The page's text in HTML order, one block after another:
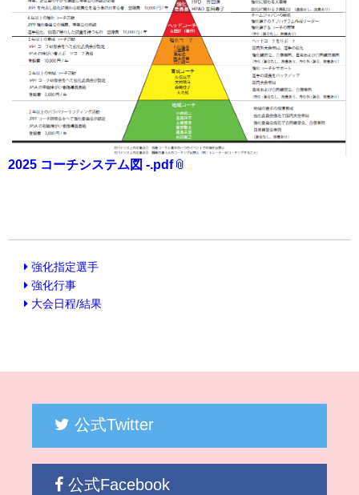
2025 コーチシステム図 -.pdf
強化指定選手
強化行事
大会日程/結果
公式Twitter
公式Facebook